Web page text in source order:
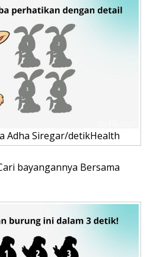
Adha Siregar/detikHealth
bayangannya Bersama